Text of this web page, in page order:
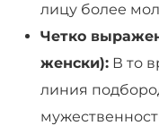
лицу более
Четко
женски): В то
линия